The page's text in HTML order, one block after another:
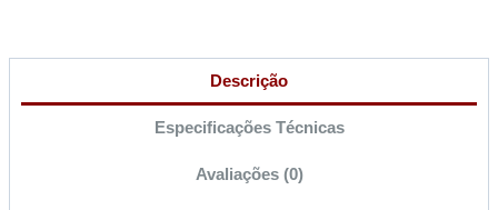
Descrição
Especificações Técnicas
Avaliações (0)